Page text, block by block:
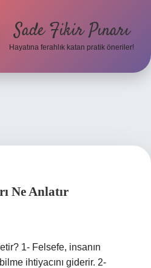
Sade Fikir Pınarı
Hayatına ferahlık katan pratik öneriler!
Ne Anlatır
1- Felsefe, insanın
ihtiyacını giderir. 2-